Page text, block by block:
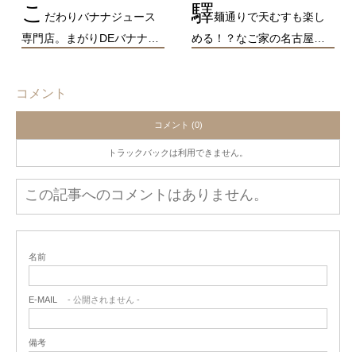
こ
だわりバナナジュース
専門店。まがりDEバナナ…
驛麺通りで天むすも楽し
める！？なご家の名古屋…
コメント
コメント (0)
トラックバックは利用できません。
この記事へのコメントはありません。
名前
E-MAIL - 公開されません -
備考